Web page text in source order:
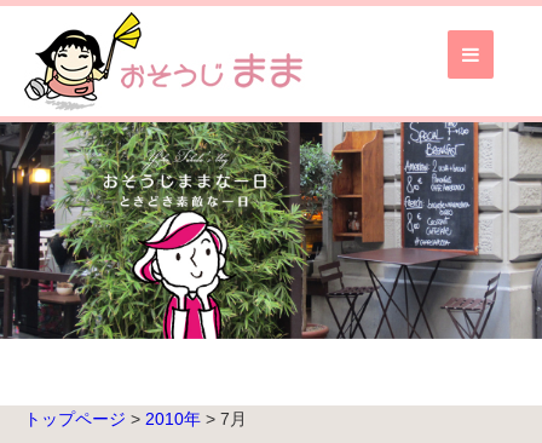
お
そ
う
じ
ま
ま
TOP
ブ
ロ
トップページ > 2010年 > 7月